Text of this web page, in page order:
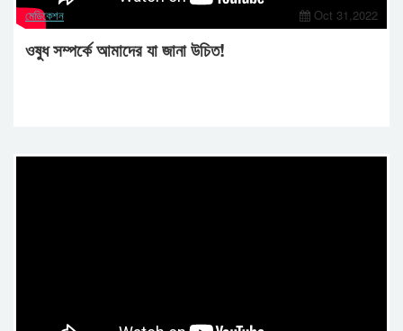
মেডিকেশন Oct 31,2022
ওষুধ সম্পর্কে আমাদের যা জানা উচিত!